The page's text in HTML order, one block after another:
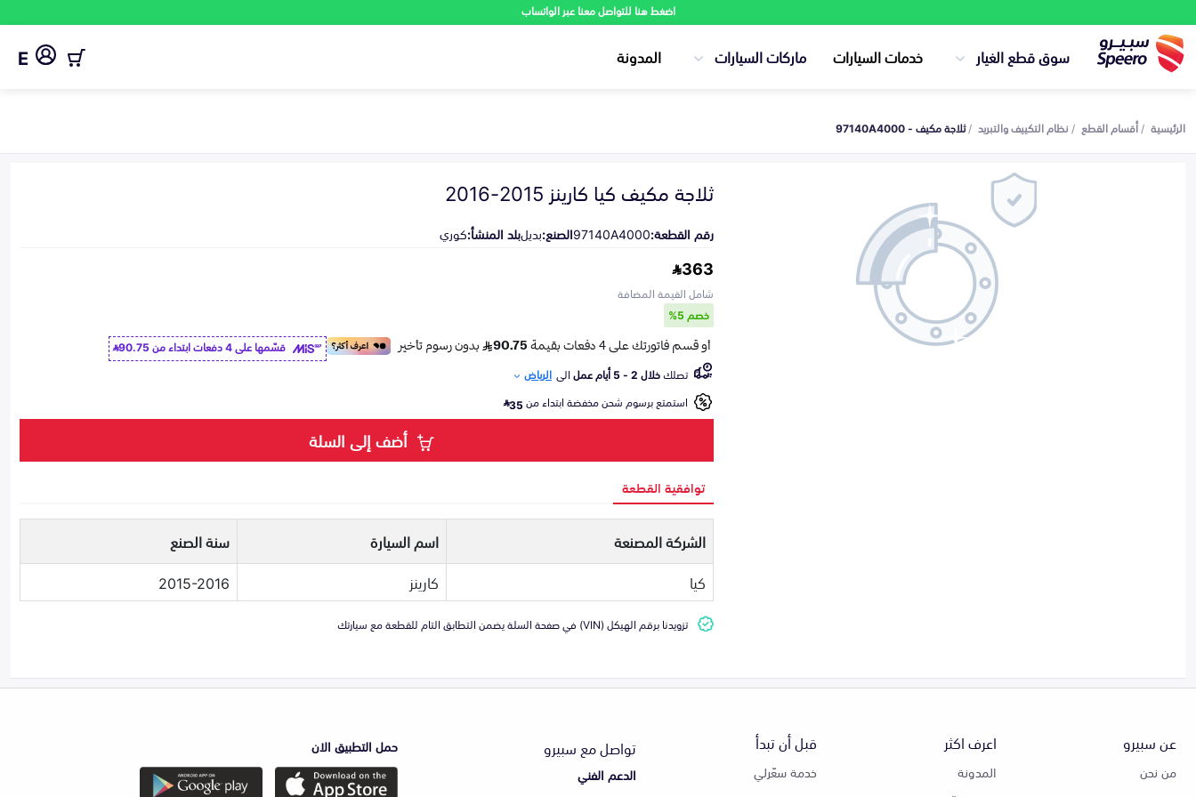
اضغط هنا للتواصل معنا عبر الواتساب
سوق قطع الغيار خدمات السيارات ماركات السيارات المدونة E
الرئيسية أقسام القطع نظام التكييف والتبريد ثلاجة مكيف - 97140A4000
ثلاجة مكيف كيا كارينز 2015-2016
رقم القطعة:97140A4000الصنع:بديلبلد المنشأ:كوري
363
شامل القيمة المضافة
خصم 5%
قسّمها على 4 دفعات ابتداء من
90.75
تصلكخلال 2 - 5 أيام عمل الى الرياض
استمتع برسوم شحن مخفضة ابتداء من35
أضف إلى السلة
توافقية القطعة
الشركة المصنعة اسم السيارة
سنة الصنع
كيا
كارينز 2015-2016
تزويدنا برقم الهيكل (VIN) في صفحة السلة يضمن التطابق التام للقطعة مع سيارتك
عن سبيرو
من نحن
اعرف اكثر
المدونة
قبل أن تبدأ
خدمة سعّرلي
تواصل مع سبيرو
الدعم الفني
حمل التطبيق الان